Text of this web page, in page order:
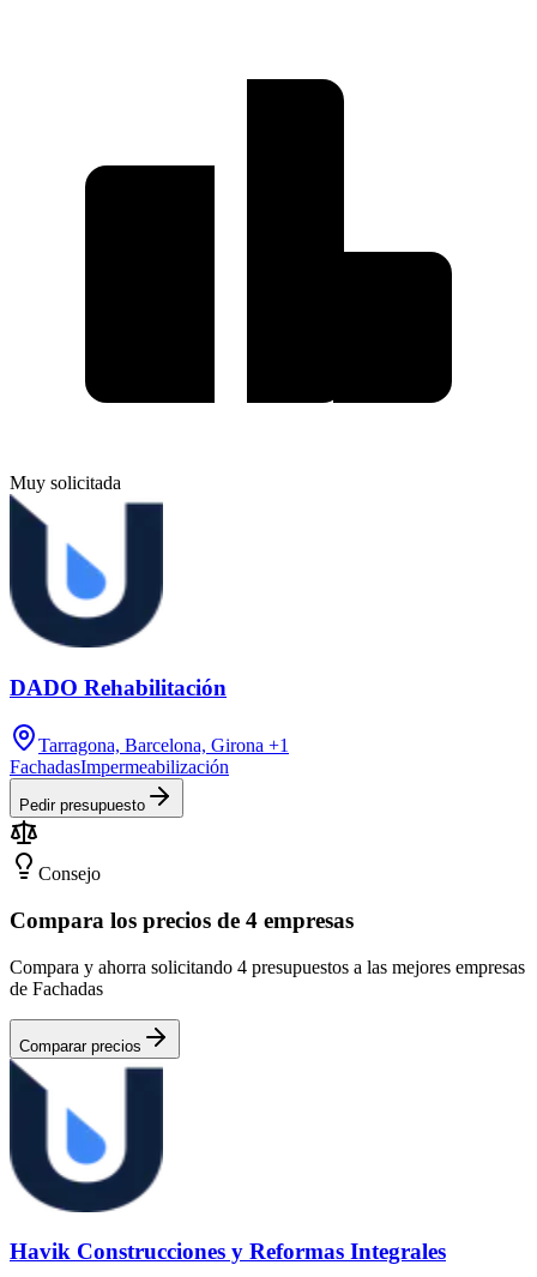
Muy solicitada
DADO Rehabilitación
Tarragona, Barcelona, Girona +1
FachadasImpermeabilización
Pedir presupuesto
Consejo
Compara los precios de 4 empresas
Compara y ahorra solicitando 4 presupuestos a las mejores empresas
de Fachadas
Comparar precios
Havik Construcciones y Reformas Integrales